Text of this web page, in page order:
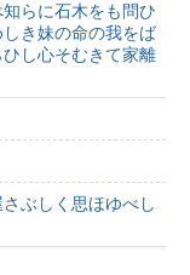
らに石木をも問ひ
き妹の命の我をば
し心そむきて家離
ぶしく思ほゆべし